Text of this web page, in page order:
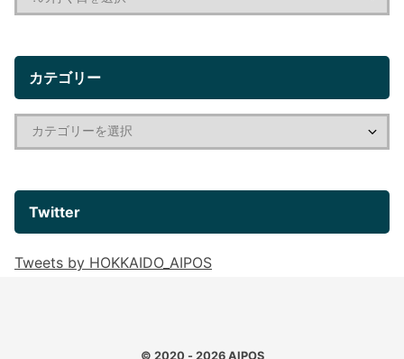
カテゴリー
Twitter
Tweets by HOKKAIDO_AIPOS
© 2020 - 2026 AIPOS